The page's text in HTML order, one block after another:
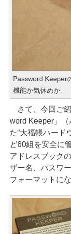
Password Keeper
機能か気休めか
さて、今回ご
word Keeper」
た“大福帳ハード
ど60組を安全に
アドレスブック
ザー名、パスワ
フォーマットに